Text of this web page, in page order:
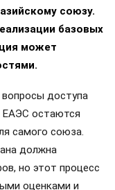
союзу.
базовых
может
вопросы доступа
ЕАЭС остаются
самого союза.
должна
но этот процесс
оценками и